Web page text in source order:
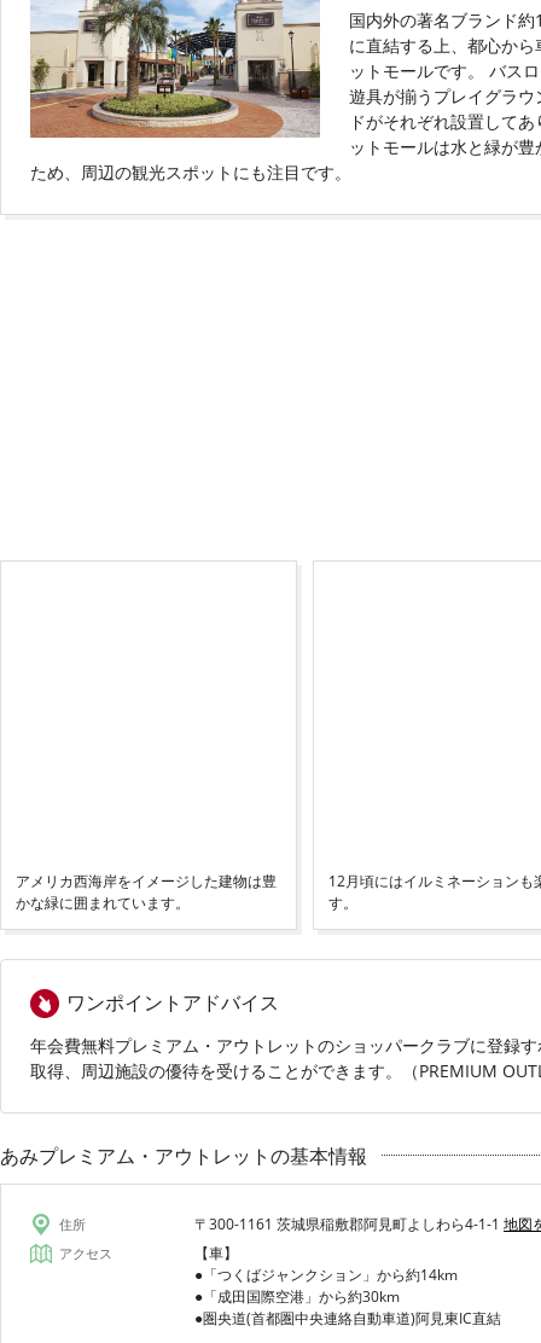
国内外の著名ブランド
に直結する上、都心か
ットモールです。 バス
遊具が揃うプレイグラ
ドがそれぞれ設置して
ットモールは水と緑が
ため、周辺の観光スポットにも注目です。
アメリカ西海岸をイメージした建物は豊
かな緑に囲まれています。
12月頃にはイルミネーションも
す。
ワンポイントアドバイス
年会費無料プレミアム・アウトレットのショッパークラブに登録
取得、周辺施設の優待を受けることができます。（PREMIUM
あみプレミアム・アウトレットの基本情報
住所 〒300-1161 茨城県稲敷郡阿見町よしわら4-1-1 地図
アクセス
【車】
●「つくばジャンクション」から約14km
●「成田国際空港」から約30km
●圏央道(首都圏中央連絡自動車道)阿見東IC直結